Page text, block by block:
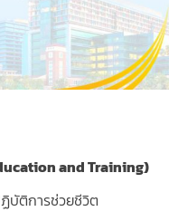
and Training)
ติการช่วยชีวิต